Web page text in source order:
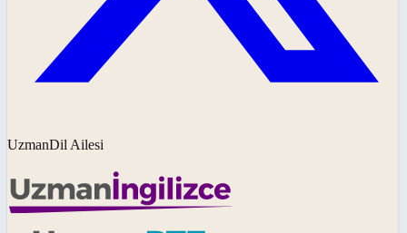
UzmanDil Ailesi